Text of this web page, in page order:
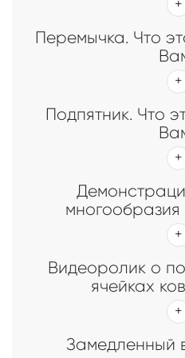
Перемычка. Что
Подпятник. Что
многообразия
Видеоролик о
ячейках
Замедленный